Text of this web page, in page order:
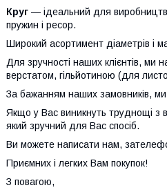
Круг — ідеальний для
пружин і ресор.
Широкий асортимент діаметрів і
Для зручності наших клієнтів, ми
верстатом, гільйотиною (для
За бажанням наших замовників, ми
Якщо у Вас виникнуть труднощі з
який зручний для Вас спосіб.
Ви можете написати нам,
Приємних і легких Вам покупок!
З повагою,